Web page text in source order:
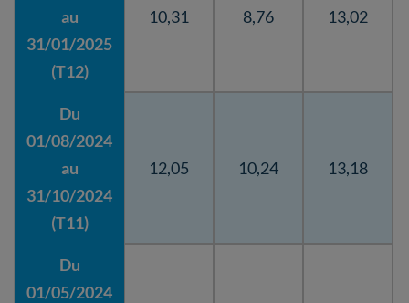
au
31/01/2025
(T12)
10,31 8,76 13,02
Du
01/08/2024
au
31/10/2024
(T11)
12,05 10,24 13,18
Du
01/05/2024